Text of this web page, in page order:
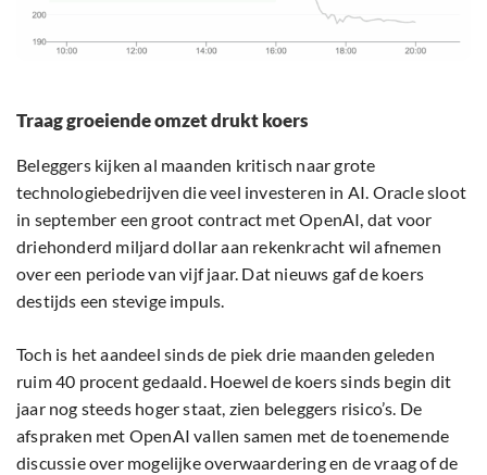
Traag groeiende omzet drukt koers
Beleggers kijken al maanden kritisch naar grote
technologiebedrijven die veel investeren in AI. Oracle sloot
in september een groot contract met OpenAI, dat voor
driehonderd miljard dollar aan rekenkracht wil afnemen
over een periode van vijf jaar. Dat nieuws gaf de koers
destijds een stevige impuls.
Toch is het aandeel sinds de piek drie maanden geleden
ruim 40 procent gedaald. Hoewel de koers sinds begin dit
jaar nog steeds hoger staat, zien beleggers risico’s. De
afspraken met OpenAI vallen samen met de toenemende
discussie over mogelijke overwaardering en de vraag of de